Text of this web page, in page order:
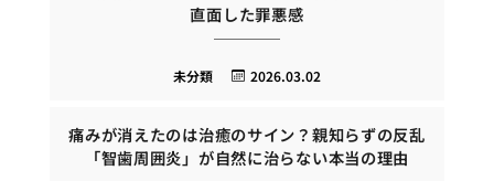
直面した罪悪感
2026.03.02
未分類
痛みが消えたのは治癒のサイン？親知らずの反乱
「智歯周囲炎」が自然に治らない本当の理由